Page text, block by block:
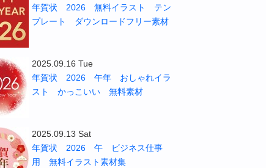
年賀状 2026 無料イラスト テン
プレート ダウンロードフリー素材
2025.09.16 Tue
年賀状 2026 午年 おしゃれイラ
スト かっこいい 無料素材
2025.09.13 Sat
年賀状 2026 午 ビジネス仕事
用 無料イラスト素材集